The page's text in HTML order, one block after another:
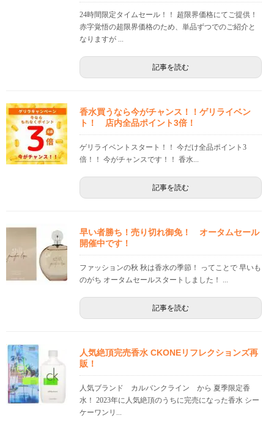
24時間限定タイムセール！！ 超限界価格にてご提供！
赤字覚悟の超限界価格のため、単品ずつでのご紹介と
なりますが ...
記事を読む
香水買うなら今がチャンス！！ゲリライベン
ト！ 店内全品ポイント3倍！
ゲリライベントスタート！！ 今だけ全品ポイント3
倍！！ 今がチャンスです！！ 香水...
記事を読む
早い者勝ち！売り切れ御免！ オータムセール
開催中です！
ファッションの秋 秋は香水の季節！ ってことで 早いも
のがち オータムセールスタートしました！ ...
記事を読む
人気絶頂完売香水 CKONEリフレクションズ再
販！
人気ブランド カルバンクライン から 夏季限定香
水！ 2023年に人気絶頂のうちに完売になった香水 シー
ケーワンリ...